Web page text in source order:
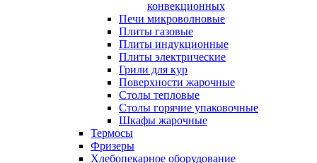
конвекционных
Печи микроволновые
Плиты газовые
Плиты индукционные
Плиты электрические
Грили для кур
Поверхности жарочные
Столы тепловые
Столы горячие упаковочные
Шкафы жарочные
Термосы
Фризеры
Хлебопекарное оборудование